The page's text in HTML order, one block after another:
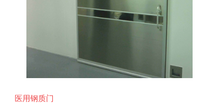
医用钢质门